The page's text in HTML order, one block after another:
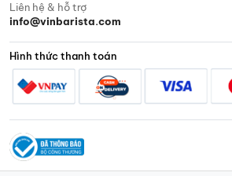
Liên hệ & hỗ trợ
info@vinbarista.com
Hình thức thanh toán